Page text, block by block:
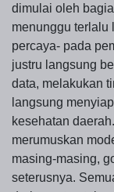
dimulai oleh
menunggu terlalu
percaya- pada
justru langsung
data, melakukan
langsung
kesehatan
merumuskan
masing-masing,
seterusnya.